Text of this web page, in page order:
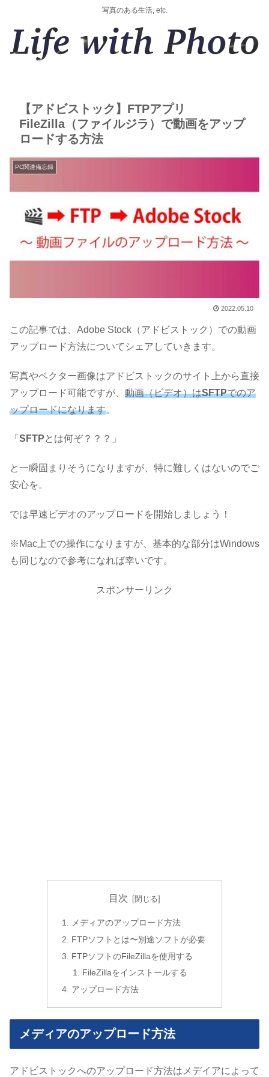
写真のある生活, etc.
【アドビストック】FTPアプリ
FileZilla（ファイルジラ）で動画をアップ
ロードする方法
PC関連備忘録
2022.05.10
この記事では、Adobe Stock（アドビストック）での動画
アップロード方法についてシェアしていきます。
写真やベクター画像はアドビストックのサイト上から直接
アップロード可能ですが、 動画（ビデオ）はSFTPでのア
ップロードになります。
「 SFTP とは何ぞ？？？」
と一瞬固まりそうになりますが、特に難しくはないのでご
安心を。
では早速ビデオのアップロードを開始しましょう！
※Mac上での操作になりますが、基本的な部分はWindows
も同じなので参考になれば幸いです。
スポンサーリンク
目次
メディアのアップロード方法
FTPソフトとは〜別途ソフトが必要
FTPソフトのFileZillaを使用する
FileZillaをインストールする
アップロード方法
メディアのアップロード方法
アドビストックへのアップロード方法はメデイアによって